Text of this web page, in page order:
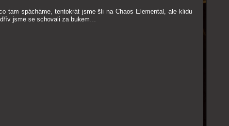
tam spácháme, tentokrát jsme šli na Chaos Elemental, ale klidu
jsme se schovali za bukem…